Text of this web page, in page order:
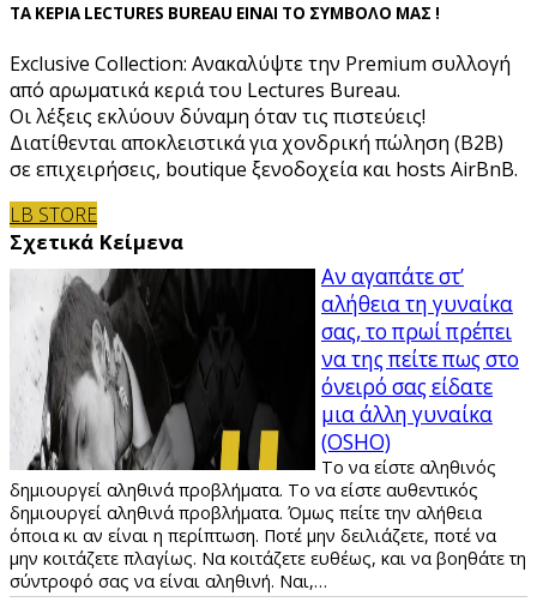
ΤΑ ΚΕΡΙΑ LECTURES BUREAU ΕΙΝΑΙ ΤΟ ΣΥΜΒΟΛΟ ΜΑΣ !
Exclusive Collection: Ανακαλύψτε την Premium συλλογή
από αρωματικά κεριά του Lectures Bureau.
Οι λέξεις εκλύουν δύναμη όταν τις πιστεύεις!
Διατίθενται αποκλειστικά για χονδρική πώληση (B2B)
σε επιχειρήσεις, boutique ξενοδοχεία και hosts AirBnB.
LB STORE
Σχετικά Κείμενα
Αν αγαπάτε στ’
αλήθεια τη γυναίκα
σας, το πρωί πρέπει
να της πείτε πως στο
όνειρό σας είδατε
μια άλλη γυναίκα
(OSHO)
Το να είστε αληθινός
δημιουργεί αληθινά προβλήματα. Το να είστε αυθεντικός
δημιουργεί αληθινά προβλήματα. Όμως πείτε την αλήθεια
όποια κι αν είναι η περίπτωση. Ποτέ μην δειλιάζετε, ποτέ να
μην κοιτάζετε πλαγίως. Να κοιτάζετε ευθέως, και να βοηθάτε τη
σύντροφό σας να είναι αληθινή. Ναι,…